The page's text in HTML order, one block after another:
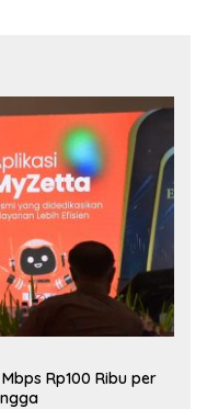
Rp100 Ribu per